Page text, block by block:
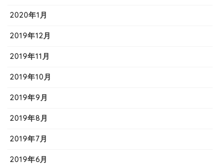
2020年1月
2019年12月
2019年11月
2019年10月
2019年9月
2019年8月
2019年7月
2019年6月